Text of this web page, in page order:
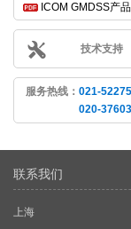
ICOM GMDSS产
技术支持
服务热线： 021-
020-
联系我们
上海